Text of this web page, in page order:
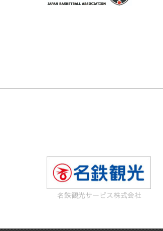
名鉄観光サービス株式会社